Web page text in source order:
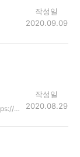
작성일
2020.09.09
줄바꿈 테스트 (한줄띄고) youtube/STwHSJSA86c https://youtu.be/STwHSJSA86c https://youtube/STwHSJSA86c 줄바꿈 테스트(두줄띌걸) 줄바꿈 테스트(세줄띄고) 끝 youtu.be/STwHSJSA86c
작성일
2020.08.29